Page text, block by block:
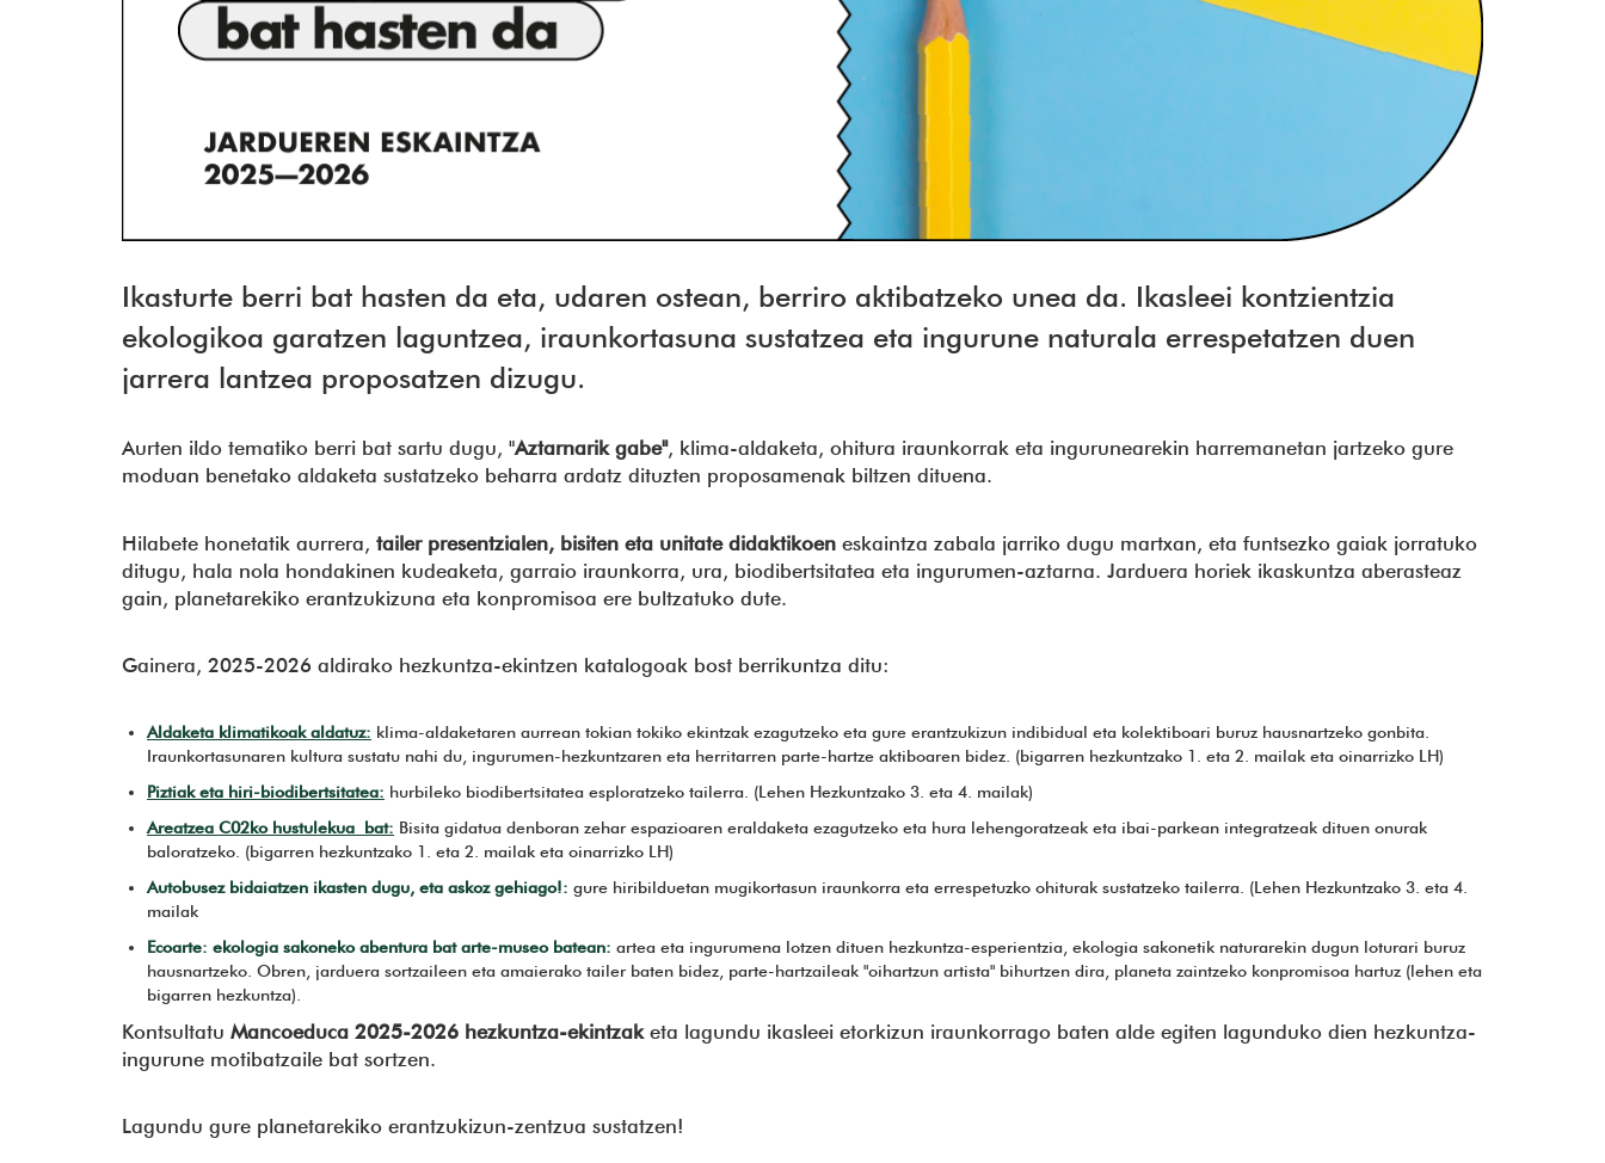
Ikasturte berri bat hasten da eta, udaren ostean, berriro aktibatzeko unea da. Ikasleei kontzientzia
ekologikoa garatzen laguntzea, iraunkortasuna sustatzea eta ingurune naturala errespetatzen duen
jarrera lantzea proposatzen dizugu.
Aurten ildo tematiko berri bat sartu dugu, "Aztarnarik gabe", klima-aldaketa, ohitura iraunkorrak eta ingurunearekin harremanetan jartzeko gure
moduan benetako aldaketa sustatzeko beharra ardatz dituzten proposamenak biltzen dituena.
Hilabete honetatik aurrera, tailer presentzialen, bisiten eta unitate didaktikoen eskaintza zabala jarriko dugu martxan, eta funtsezko gaiak jorratuko
ditugu, hala nola hondakinen kudeaketa, garraio iraunkorra, ura, biodibertsitatea eta ingurumen-aztarna. Jarduera horiek ikaskuntza aberasteaz
gain, planetarekiko erantzukizuna eta konpromisoa ere bultzatuko dute.
Gainera, 2025-2026 aldirako hezkuntza-ekintzen katalogoak bost berrikuntza ditu:
Aldaketa klimatikoak aldatuz: klima-aldaketaren aurrean tokian tokiko ekintzak ezagutzeko eta gure erantzukizun indibidual eta kolektiboari buruz hausnartzeko gonbita.
Iraunkortasunaren kultura sustatu nahi du, ingurumen-hezkuntzaren eta herritarren parte-hartze aktiboaren bidez. (bigarren hezkuntzako 1. eta 2. mailak eta oinarrizko LH)
Piztiak eta hiri-biodibertsitatea: hurbileko biodibertsitatea esploratzeko tailerra. (Lehen Hezkuntzako 3. eta 4. mailak)
Areatzea C02ko hustulekua bat: Bisita gidatua denboran zehar espazioaren eraldaketa ezagutzeko eta hura lehengoratzeak eta ibai-parkean integratzeak dituen onurak
baloratzeko. (bigarren hezkuntzako 1. eta 2. mailak eta oinarrizko LH)
Autobusezbidaiatzen ikasten dugu, eta askoz gehiago!: gure hiribilduetan mugikortasun iraunkorra eta errespetuzko ohiturak sustatzeko tailerra. (Lehen Hezkuntzako 3. eta 4.
mailak
Ecoarte: ekologia sakoneko abentura bat arte-museo batean: artea eta ingurumena lotzen dituen hezkuntza-esperientzia, ekologia sakonetik naturarekin dugun loturari buruz
hausnartzeko. Obren, jarduera sortzaileen eta amaierako tailer baten bidez, parte-hartzaileak "oihartzun artista" bihurtzen dira, planeta zaintzeko konpromisoa hartuz (lehen eta
bigarren hezkuntza).
Kontsultatu Mancoeduca 2025-2026 hezkuntza-ekintzaketa lagundu ikasleei etorkizun iraunkorrago baten alde egiten lagunduko dien hezkuntza-
ingurune motibatzaile bat sortzen.
Lagundu gure planetarekiko erantzukizun-zentzua sustatzen!